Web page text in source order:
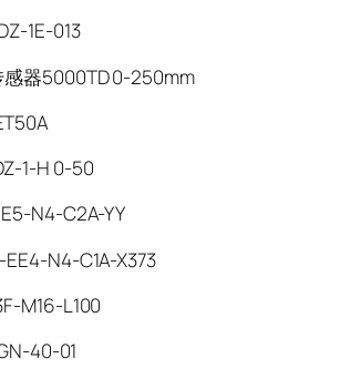
1E-013
感器5000TD 0-250mm
1-H 0-50
N4-C2A-YY
N4-C1A-X373
M16-L100
40-01